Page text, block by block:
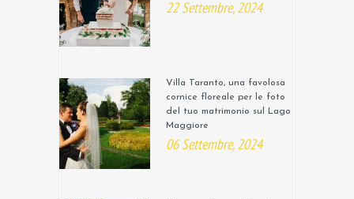
22 Settembre, 2024
Villa Taranto, una favolosa
cornice floreale per le foto
del tuo matrimonio sul Lago
Maggiore
06 Settembre, 2024